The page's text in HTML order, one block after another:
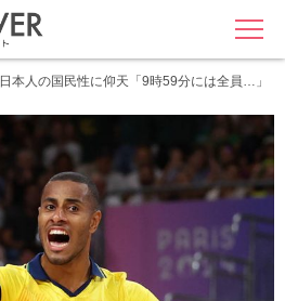
MENU
日本人の国民性に仰天「9時59分には全員…」